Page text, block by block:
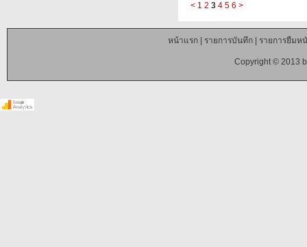
< 1 2 3 4 5 6 >
หน้าแรก| รายการบันทึก| รายการยืมห
Copyright © 2013